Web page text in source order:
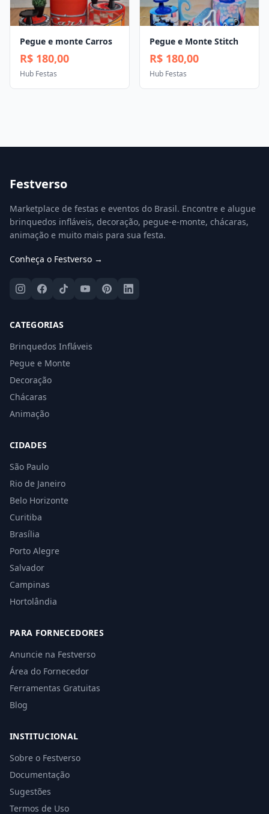
Pegue e monte Carros
R$ 180,00
Hub Festas
Pegue e Monte Stitch
R$ 180,00
Hub Festas
Festverso
Marketplace de festas e eventos do Brasil. Encontre e alugue
brinquedos infláveis, decoração, pegue-e-monte, chácaras,
animação e muito mais para sua festa.
Conheça o Festverso →
CATEGORIAS
Brinquedos Infláveis
Pegue e Monte
Decoração
Chácaras
Animação
CIDADES
São Paulo
Rio de Janeiro
Belo Horizonte
Curitiba
Brasília
Porto Alegre
Salvador
Campinas
Hortolândia
PARA FORNECEDORES
Anuncie na Festverso
Área do Fornecedor
Ferramentas Gratuitas
Blog
INSTITUCIONAL
Sobre o Festverso
Documentação
Sugestões
Termos de Uso